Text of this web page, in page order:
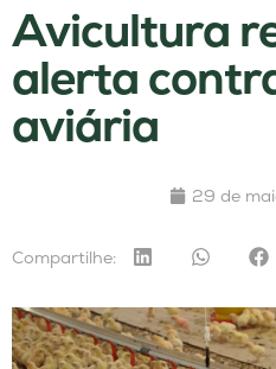
Avicultura
alerta
aviária
29 de
Compartilhe: